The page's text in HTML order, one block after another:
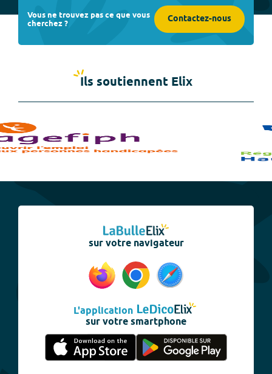
Vous ne trouvez pas ce que vous
cherchez ? Contactez-nous
Ils soutiennent Elix
sur votre navigateur
L'application
sur votre smartphone